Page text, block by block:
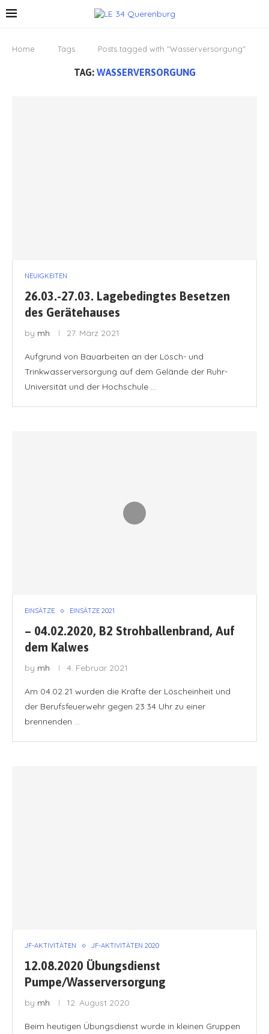
Home Tags Posts tagged with "Wasserversorgung"
TAG: WASSERVERSORGUNG
NEUIGKEITEN
26.03.-27.03. Lagebedingtes Besetzen
des Gerätehauses
by mh 27. März 2021
Aufgrund von Bauarbeiten an der Lösch- und
Trinkwasserversorgung auf dem Gelände der Ruhr-
Universität und der Hochschule …
EINSÄTZE EINSÄTZE 2021
– 04.02.2020, B2 Strohballenbrand, Auf
dem Kalwes
by mh 4. Februar 2021
Am 04.02.21 wurden die Kräfte der Löscheinheit und
der Berufsfeuerwehr gegen 23:34 Uhr zu einer
brennenden …
JF-AKTIVITÄTEN JF-AKTIVITÄTEN 2020
12.08.2020 Übungsdienst
Pumpe/Wasserversorgung
by mh 12. August 2020
Beim heutigen Übungsdienst wurde in kleinen Gruppen